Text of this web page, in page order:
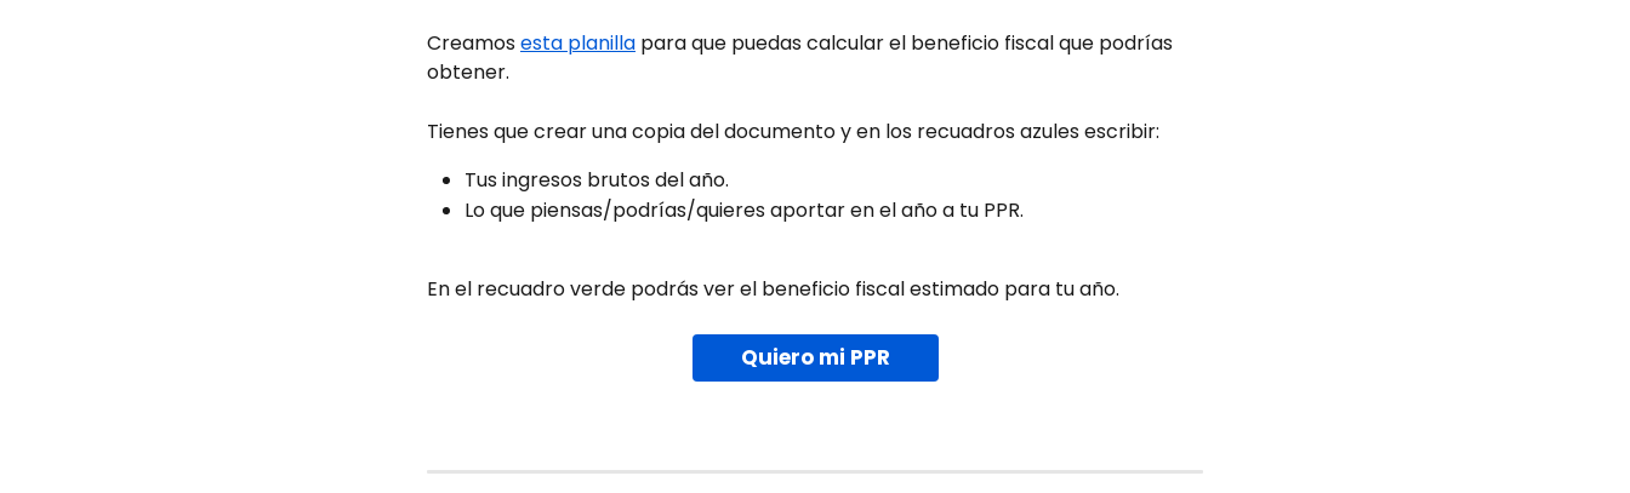
Creamos esta planilla para que puedas calcular el beneficio fiscal que podrías
obtener.
Tienes que crear una copia del documento y en los recuadros azules escribir:
Tus ingresos brutos del año.
Lo que piensas/podrías/quieres aportar en el año a tu PPR.
En el recuadro verde podrás ver el beneficio fiscal estimado para tu año.
Quiero mi PPR